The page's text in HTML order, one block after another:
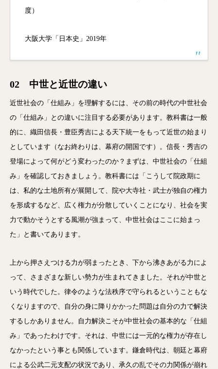
度）
大阪大学「日本史」2019年
02 中世と近世の違い
近世社会の「仕組み」を理解するには、その前の時代の中世社会
の「仕組み」との違いに注目する必要があります。教科書は一般
的に、織田信長・豊臣秀吉による天下統一をもって近世の始まり
としています（なお終わりは、幕府の開国です）。信長・秀吉の
登場によって何がどう変わったのか？まずは、中世社会の「仕組
み」を確認しておきましょう。教科書には「こうして院政期に
は、私的な土地所有が展開して、院や大寺社・武士が独自の権力
を形成するなど、広く権力が分散していくことになり、社会を実
力で動かそうとする風潮が強まって、中世社会はここに始まっ
た」と書いてあります。
上から押さえつける力が弱まったとき、下から沸きあがる力によ
って、さまざまな新しい勢力が生まれてきました。それが中世と
いう時代でした。律令のような法秩序で守られるということもな
くなりますので、自分の身に降りかかった問題は自分の力で解決
するしかありません。自力解決こそが中世社会の基本的な「仕組
み」であったわけです。それは、中世には一元的な権力が存在し
なかったという事とも関係しています。鎌倉時代は、朝廷と幕府
による公武二元支配の状況であり、承久の乱でその力関係が崩れ